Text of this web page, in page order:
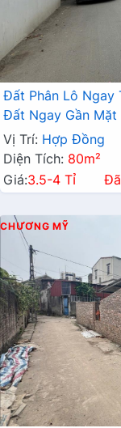
Đất Phân Lô Ngay
Đất Ngay Gần Mặt
Vị Trí: Hợp Đồng
Diện Tích: 80m²
Giá:3.5-4 Tỉ
CHƯƠNG MỸ